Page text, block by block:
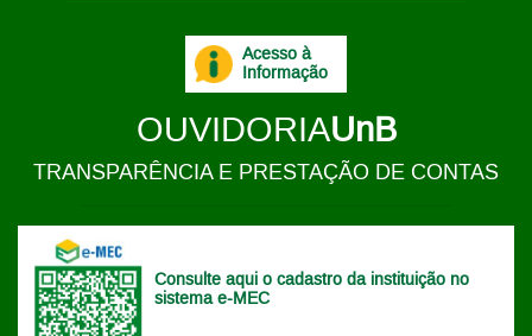
Consulte aqui o cadastro da instituição no
sistema e-MEC
Acesso à
Informação
OUVIDORIAUnB
TRANSPARÊNCIA E PRESTAÇÃO DE CONTAS